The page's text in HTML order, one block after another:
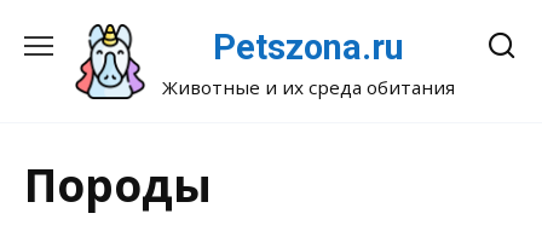
содержанию
Petszona.ru
Животные и их среда обитания
Породы